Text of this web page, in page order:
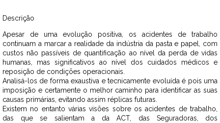
Descrição
Apesar de uma evolução positiva, os acidentes de trabalho
continuam a marcar a realidade da indústria da pasta e papel, com
custos não passíveis de quantificação ao nível da perda de vidas
humanas, mas significativos ao nível dos cuidados médicos e
reposição de condições operacionais.
Analisá-los de forma exaustiva e tecnicamente evoluída é pois uma
imposição e certamente o melhor caminho para identificar as suas
causas primárias, evitando assim réplicas futuras.
Existem no entanto várias visões sobre os acidentes de trabalho,
das que se salientam a da ACT, das Seguradoras, dos